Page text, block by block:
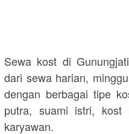
Sewa kost di
dari sewa harian,
dengan berbagai tipe
putra, suami istri, kost
karyawan.